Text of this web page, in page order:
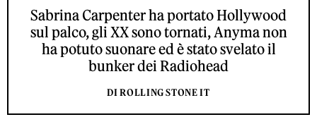
Sabrina Carpenter ha portato Hollywood
sul palco, gli XX sono tornati, Anyma non
ha potuto suonare ed è stato svelato il
bunker dei Radiohead
DI ROLLING STONE IT